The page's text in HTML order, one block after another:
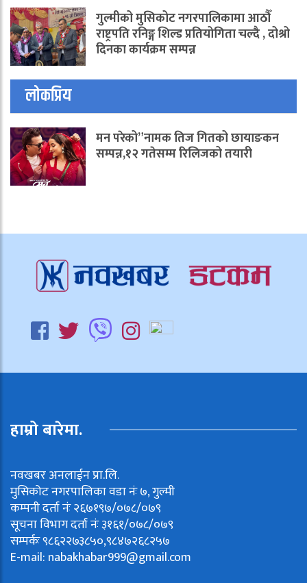
गुल्मीको मुसिकोट नगरपालिकामा आठौँ
राष्ट्रपति रनिङ्ग शिल्ड प्रतियोगिता चल्दै , दोश्रो
दिनका कार्यक्रम सम्पन्न
लोकप्रिय
मन परेको”नामक तिज गितको छायाङकन
सम्पन्न,१२ गतेसम्म रिलिजको तयारी
हाम्रो बारेमा.
नवखबर अनलाईन प्रा.लि.
मुसिकोट नगरपालिका वडा नंः ७, गुल्मी
कम्पनी दर्ता नंः २६७१९७/०७८/०७९
सूचना विभाग दर्ता नंः ३१६१/०७८/०७९
सम्पर्कः ९८६२२७३८५०,९८४७२६८२५७
E-mail: nabakhabar999@gmail.com